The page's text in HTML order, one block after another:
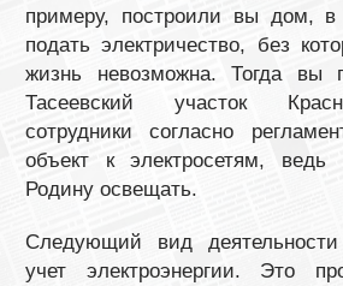
примеру, построили вы дом, в
подать электричество, без
жизнь невозможна. Тогда вы
Тасеевский участок
сотрудники согласно
объект к электросетям,
Родину освещать.
Следующий вид
учет электроэнергии. Это